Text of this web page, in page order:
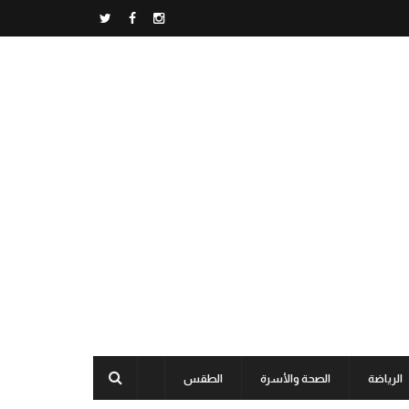
الرياضة الصحة والأسرة الطقس